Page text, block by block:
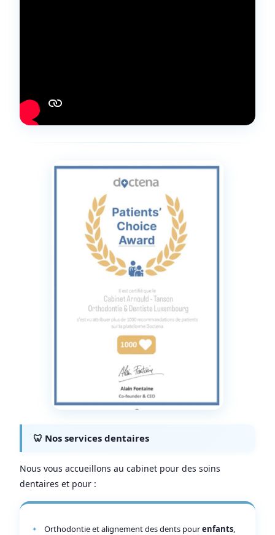
🦷 Nos services dentaires
Nous vous accueillons au cabinet pour des soins
dentaires et pour :
Orthodontie et alignement des dents pourenfants,